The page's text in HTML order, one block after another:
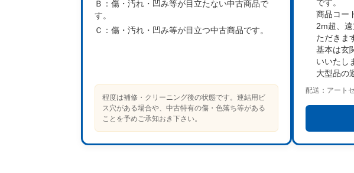
Ｂ： 傷・汚れ・凹み等が目立たない中古商品で
す。
Ｃ： 傷・汚れ・凹み等が目立つ中古商品です。
程度は補修・クリーニング後の状態です。連結用ビ
ス穴がある場合や、中古特有の傷・色落ち等がある
ことを予めご承知おき下さい。
です。
商品コー
2m超、
ただきま
基本は玄
いいたし
大型品の
配送：アート